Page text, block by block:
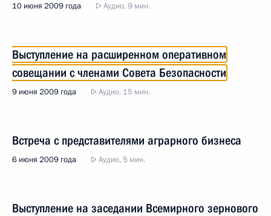
10 июня 2009 года Аудио, 9 мин.
Выступление на расширенном оперативном
совещании с членами Совета Безопасности
9 июня 2009 года Аудио, 15 мин.
Встреча с представителями аграрного бизнеса
6 июня 2009 года Аудио, 5 мин.
Выступление на заседании Всемирного зернового